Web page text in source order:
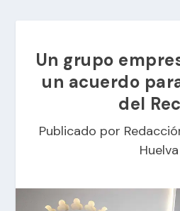
Un grupo
un acuerdo
del
Publicado por
Huelva